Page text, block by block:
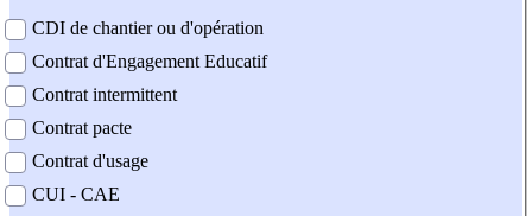
CDI de chantier ou d'opération
Contrat d'Engagement Educatif
Contrat intermittent
Contrat pacte
Contrat d'usage
CUI - CAE